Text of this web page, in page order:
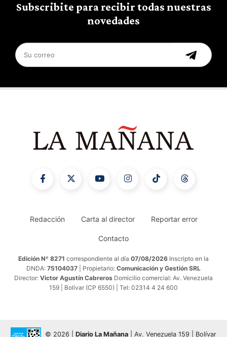
Subscribite para recibir todas nuestras
novedades
Redacción Carta al director Reportar error
Contacto
Edición Nº 8271 correspondiente al día 07/08/2026 Inscripto en la
DNDA: 75104037 | Propietario: Comunicación y Gestión SRL
Director: Victor Agustín Cabreros Domicilio comercial: Av. Venezuela
159 | Bolívar (CP 6550) | Tel: 02314 4 24 600
© 2026 | Diario La Mañana | Av. Venezuela 159 | Bolívar